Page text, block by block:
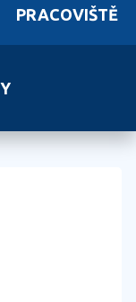
PRACOVIŠTĚ